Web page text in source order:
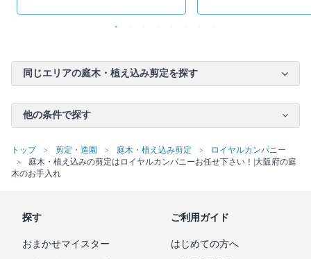
同じエリアの庭木・植え込み剪定を探す
他の条件で探す
トップ 剪定・造園 庭木・植え込み剪定
ロイヤルカンパニー
庭木・植え込みの剪定はロイヤルカンパニーお任せ下さい！|大阪府の庭
木のお手入れ
探す
おまかせマイスター
ご利用ガイド
はじめての方へ